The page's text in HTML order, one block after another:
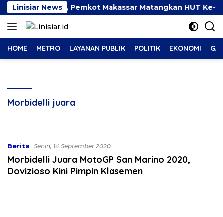
Langsung
ke
konten
Linisiar News
Dikobarkan, Pemkot Makassar Matangkan HUT Ke-81 RI
HOME METRO LAYANAN PUBLIK POLITIK EKONOMI
Morbidelli juara
Berita Senin, 14 September 2020
Morbidelli Juara MotoGP San Marino 2020,
Dovizioso Kini Pimpin Klasemen